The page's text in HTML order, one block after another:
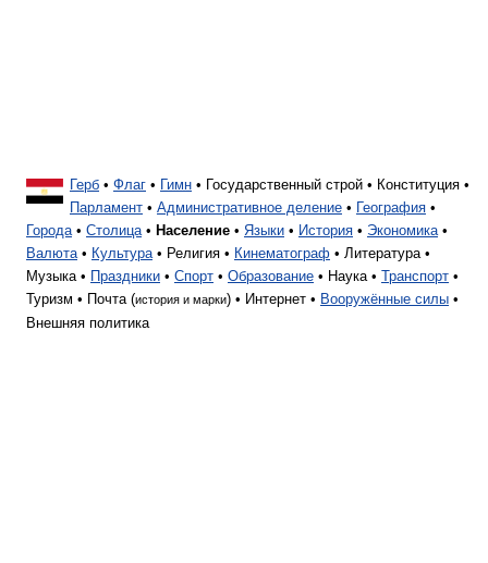
Герб • Флаг • Гимн • Государственный строй • Конституция •
Парламент • Административное деление • География •
Города• Столица• Население • Языки • История • Экономика•
Валюта• Культура• Религия • Кинематограф • Литература •
Музыка • Праздники • Спорт • Образование • Наука • Транспорт •
Туризм • Почта (история и марки) • Интернет • Вооружённые силы •
Внешняя политика